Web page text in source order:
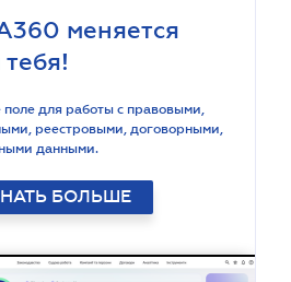
меняется
для работы с правовыми,
реестровыми, договорными,
данными.
БОЛЬШЕ